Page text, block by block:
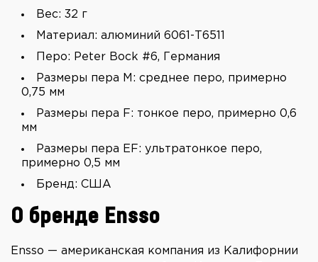
Вес: 32 г
Материал: алюминий 6061-T6511
Перо: Peter Bock #6, Германия
Размеры пера M: среднее перо, примерно
0,75 мм
Размеры пера F: тонкое перо, примерно 0,6
мм
Размеры пера EF: ультратонкое перо,
примерно 0,5 мм
Бренд: США
О бренде Ensso
Ensso — американская компания из Калифорнии